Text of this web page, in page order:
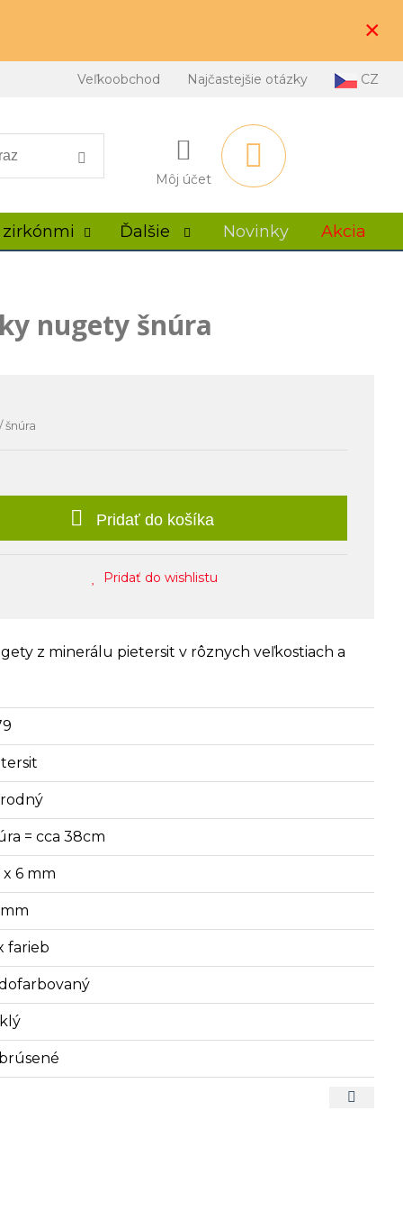
×
Veľkoobchod Najčastejšie otázky CZ
Môj účet
Ďalšie Novinky Akcia
nugety šnúra
šnúra
Pridať do košíka
Pridať do wishlistu
z minerálu pietersit v rôznych veľkostiach a
= cca 38cm
x 6 mm
mm
farieb